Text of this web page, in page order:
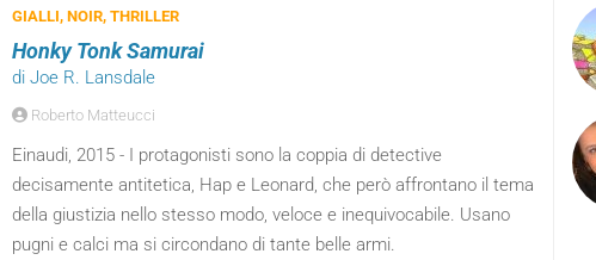
GIALLI, NOIR, THRILLER
Honky Tonk Samurai
di Joe R. Lansdale
Roberto Matteucci
Einaudi, 2015 - I protagonisti sono la coppia di detective
decisamente antitetica, Hap e Leonard, che però affrontano il tema
della giustizia nello stesso modo, veloce e inequivocabile. Usano
pugni e calci ma si circondano di tante belle armi.